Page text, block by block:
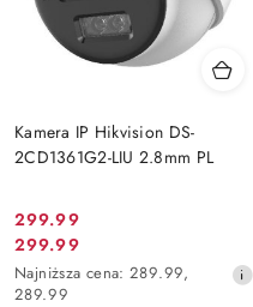
Kamera IP Hikvision DS-
2CD1361G2-LIU 2.8mm PL
Cena
promocyjna:
299.99
Cena
promocyjna:
299.99
Najniższa
cena
Najniższa cena: 289.99,
289.99